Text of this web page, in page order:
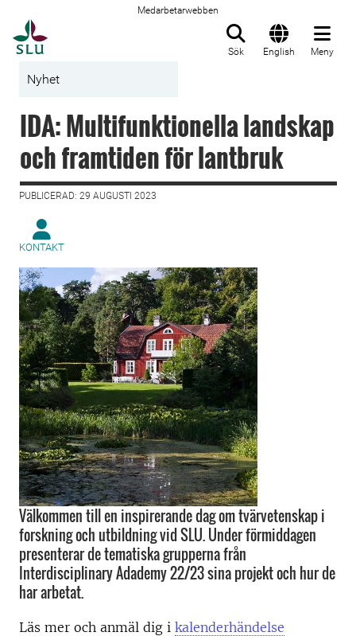
Medarbetarwebben
Sök English Meny
Nyhet
IDA: Multifunktionella landskap
och framtiden för lantbruk
PUBLICERAD: 29 AUGUSTI 2023
KONTAKT
Välkommen till en inspirerande dag om tvärvetenskap i
forskning och utbildning vid SLU. Under förmiddagen
presenterar de tematiska grupperna från
Interdisciplinary Adademy 22/23 sina projekt och hur de
har arbetat.
Läs mer och anmäl dig i kalenderhändelse